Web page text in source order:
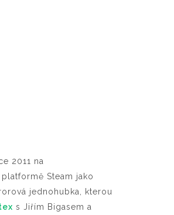
2011 na
Steam jako
jednohubka, kterou
s Jiřím Bigasem a